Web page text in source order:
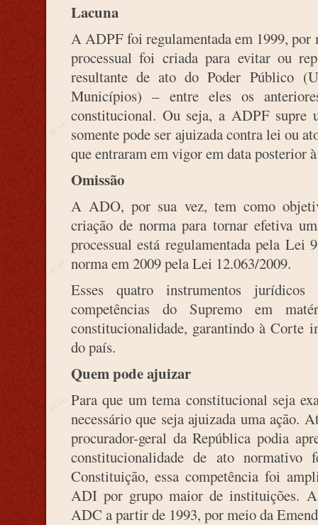
Lacuna
A ADPF foi regulamentada em 1999, por
processual foi criada para evitar ou
resultante de ato do Poder Público
Municípios) – entre eles os
constitucional. Ou seja, a ADPF supre
somente pode ser ajuizada contra lei ou
que entraram em vigor em data posterior
Omissão
A ADO, por sua vez, tem como
criação de norma para tornar efetiva
processual está regulamentada pela Lei
norma em 2009 pela Lei 12.063/2009.
Esses quatro instrumentos jurídicos
competências do Supremo em
constitucionalidade, garantindo à Corte
do país.
Quem pode ajuizar
Para que um tema constitucional seja
necessário que seja ajuizada uma ação.
procurador-geral da República podia
constitucionalidade de ato normativo
Constituição, essa competência foi
ADI por grupo maior de instituições.
ADC a partir de 1993, por meio da